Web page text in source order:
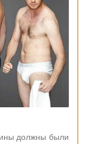
должны были